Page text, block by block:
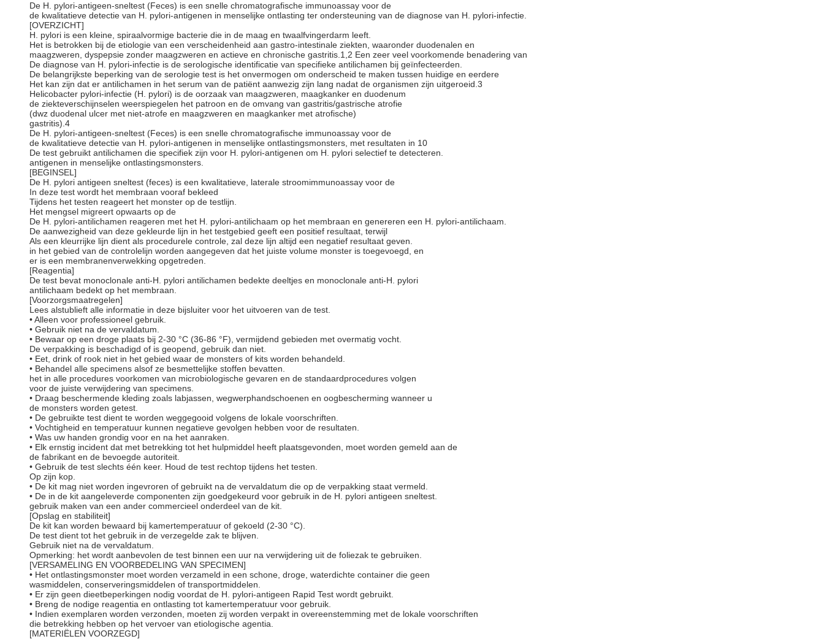
De H. pylori-antigeen-sneltest (Feces) is een snelle chromatografische immunoassay voor de
de kwalitatieve detectie van H. pylori-antigenen in menselijke ontlasting ter ondersteuning van de diagnose van H. pylori-infectie.
[OVERZICHT]
H. pylori is een kleine, spiraalvormige bacterie die in de maag en twaalfvingerdarm leeft.
Het is betrokken bij de etiologie van een verscheidenheid aan gastro-intestinale ziekten, waaronder duodenalen en
maagzweren, dyspepsie zonder maagzweren en actieve en chronische gastritis.1,2 Een zeer veel voorkomende benadering van
De diagnose van H. pylori-infectie is de serologische identificatie van specifieke antilichamen bij geïnfecteerden.
De belangrijkste beperking van de serologie test is het onvermogen om onderscheid te maken tussen huidige en eerdere
Het kan zijn dat er antilichamen in het serum van de patiënt aanwezig zijn lang nadat de organismen zijn uitgeroeid.3
Helicobacter pylori-infectie (H. pylori) is de oorzaak van maagzweren, maagkanker en duodenum
de ziekteverschijnselen weerspiegelen het patroon en de omvang van gastritis/gastrische atrofie
(dwz duodenal ulcer met niet-atrofe en maagzweren en maagkanker met atrofische)
gastritis).4
De H. pylori-antigeen-sneltest (Feces) is een snelle chromatografische immunoassay voor de
de kwalitatieve detectie van H. pylori-antigenen in menselijke ontlastingsmonsters, met resultaten in 10
De test gebruikt antilichamen die specifiek zijn voor H. pylori-antigenen om H. pylori selectief te detecteren.
antigenen in menselijke ontlastingsmonsters.
[BEGINSEL]
De H. pylori antigeen sneltest (feces) is een kwalitatieve, laterale stroomimmunoassay voor de
In deze test wordt het membraan vooraf bekleed
Tijdens het testen reageert het monster op de testlijn.
Het mengsel migreert opwaarts op de
De H. pylori-antilichamen reageren met het H. pylori-antilichaam op het membraan en genereren een H. pylori-antilichaam.
De aanwezigheid van deze gekleurde lijn in het testgebied geeft een positief resultaat, terwijl
Als een kleurrijke lijn dient als procedurele controle, zal deze lijn altijd een negatief resultaat geven.
in het gebied van de controlelijn worden aangegeven dat het juiste volume monster is toegevoegd, en
er is een membranenverwekking opgetreden.
[Reagentia]
De test bevat monoclonale anti-H. pylori antilichamen bedekte deeltjes en monoclonale anti-H. pylori
antilichaam bedekt op het membraan.
[Voorzorgsmaatregelen]
Lees alstublieft alle informatie in deze bijsluiter voor het uitvoeren van de test.
• Alleen voor professioneel gebruik.
• Gebruik niet na de vervaldatum.
• Bewaar op een droge plaats bij 2-30 °C (36-86 °F), vermijdend gebieden met overmatig vocht.
De verpakking is beschadigd of is geopend, gebruik dan niet.
• Eet, drink of rook niet in het gebied waar de monsters of kits worden behandeld.
• Behandel alle specimens alsof ze besmettelijke stoffen bevatten.
het in alle procedures voorkomen van microbiologische gevaren en de standaardprocedures volgen
voor de juiste verwijdering van specimens.
• Draag beschermende kleding zoals labjassen, wegwerphandschoenen en oogbescherming wanneer u
de monsters worden getest.
• De gebruikte test dient te worden weggegooid volgens de lokale voorschriften.
• Vochtigheid en temperatuur kunnen negatieve gevolgen hebben voor de resultaten.
• Was uw handen grondig voor en na het aanraken.
• Elk ernstig incident dat met betrekking tot het hulpmiddel heeft plaatsgevonden, moet worden gemeld aan de
de fabrikant en de bevoegde autoriteit.
• Gebruik de test slechts één keer. Houd de test rechtop tijdens het testen.
Op zijn kop.
• De kit mag niet worden ingevroren of gebruikt na de vervaldatum die op de verpakking staat vermeld.
• De in de kit aangeleverde componenten zijn goedgekeurd voor gebruik in de H. pylori antigeen sneltest.
gebruik maken van een ander commercieel onderdeel van de kit.
[Opslag en stabiliteit]
De kit kan worden bewaard bij kamertemperatuur of gekoeld (2-30 °C).
De test dient tot het gebruik in de verzegelde zak te blijven.
Gebruik niet na de vervaldatum.
Opmerking: het wordt aanbevolen de test binnen een uur na verwijdering uit de foliezak te gebruiken.
[VERSAMELING EN VOORBEDELING VAN SPECIMEN]
• Het ontlastingsmonster moet worden verzameld in een schone, droge, waterdichte container die geen
wasmiddelen, conserveringsmiddelen of transportmiddelen.
• Er zijn geen dieetbeperkingen nodig voordat de H. pylori-antigeen Rapid Test wordt gebruikt.
• Breng de nodige reagentia en ontlasting tot kamertemperatuur voor gebruik.
• Indien exemplaren worden verzonden, moeten zij worden verpakt in overeenstemming met de lokale voorschriften
die betrekking hebben op het vervoer van etiologische agentia.
[MATERIËLEN VOORZEGD]